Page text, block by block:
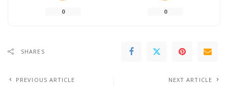
0 0
SHARES
PREVIOUS ARTICLE NEXT ARTICLE